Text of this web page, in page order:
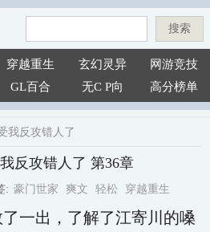
搜索
穿越重生 玄幻灵异
网游竞技
GL百合 无C P向 高分榜单
我反攻错人了
反攻错人了 第36章
: 豪门世家 爽文 轻松 穿越重生
一出，了解了江寄川的嗓